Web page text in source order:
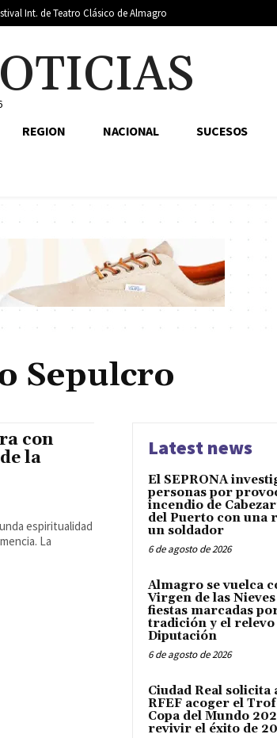
Int. de Teatro Clásico de Almagro
REGION NACIONAL SUCESOS
Sepulcro
con
la
espiritualidad
La
Latest news
El SEPRONA
personas por
incendio de
del Puerto con una
un soldador
6 de agosto de 2026
Almagro se vuelca
Virgen de las
fiestas marcadas
tradición y el relevo
Diputación
6 de agosto de 2026
Ciudad Real solicita
RFEF acoger el
Copa del Mundo
revivir el éxito de